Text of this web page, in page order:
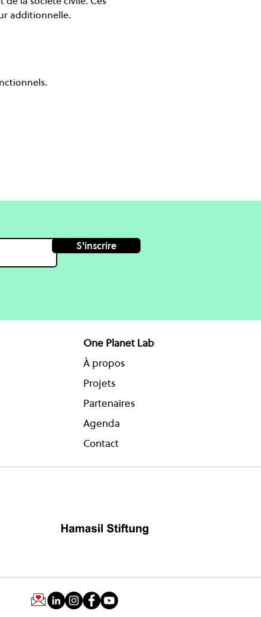
additionnelle.
S'inscrire
One Planet Lab
À propos
Projets
Partenaires
Agenda
Contact